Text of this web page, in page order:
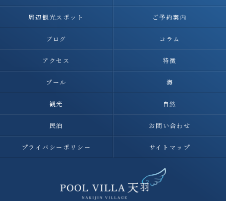
周辺観光スポット ご予約案内
ブログ コラム
アクセス 特徴
プール 海
観光 自然
民泊 お問い合わせ
プライバシーポリシー サイトマップ